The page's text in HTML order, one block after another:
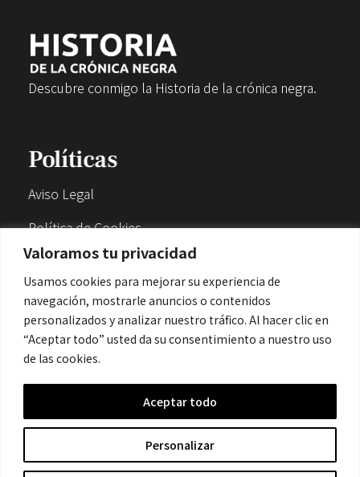
Valoramos tu privacidad
Usamos cookies para mejorar su experiencia de
navegación, mostrarle anuncios o contenidos
personalizados y analizar nuestro tráfico. Al hacer clic en
“Aceptar todo” usted da su consentimiento a nuestro uso
de las cookies.
Personalizar
Aceptar todo
Descubre conmigo la Historia de la crónica negra.
Políticas
Aviso Legal
Política de Cookies
Política de Privacidad
Contacto
© 2026 Historia de la Crónica negra. All rights reserved.